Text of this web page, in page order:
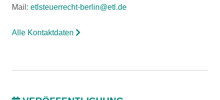
Mail: etlsteuerrecht-berlin@etl.de
Alle Kontaktdaten